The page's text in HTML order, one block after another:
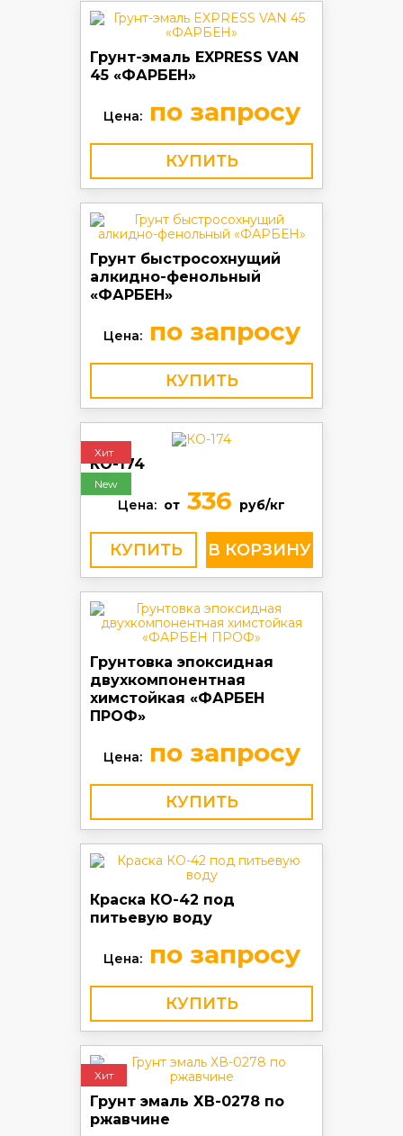
Грунт-эмаль EXPRESS VAN
45 «ФАРБЕН»
Цена:по запросу
КУПИТЬ
Грунт быстросохнущий
алкидно-фенольный
«ФАРБЕН»
Цена:по запросу
КУПИТЬ
Хит
New
КО-174
Цена: от 336 руб/кг
КУПИТЬ
Грунтовка эпоксидная
двухкомпонентная
химстойкая «ФАРБЕН
ПРОФ»
Цена:по запросу
КУПИТЬ
Краска КО-42 под
питьевую воду
Цена:по запросу
КУПИТЬ
Хит
Грунт эмаль ХВ-0278 по
ржавчине